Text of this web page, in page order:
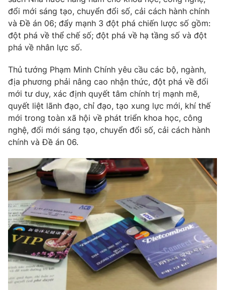
Liên hệ tòa soạn English
THỜI BÁO VTV
Theo dõi báo trên
Cơ quan chủ quản:Đài Truyền hình Việt Nam
Cơ quan báo chí: Thời báo VTV
Giấy phép hoạt động báo in và báo điện tử số 483/GP-BTTTT
cấp ngày 29/12/2023
Tổng Biên tập: Vũ Thanh Thủy
Phó Tổng Biên tập:Nguyễn Thị Mỹ Hạnh, Phạm Quốc Thắng,
Nguyễn Trọng Ninh
Tổng đài VTV:024.38 355 931 - 024.38 355 932
Ðiện thoại Thời báo VTV:024.66 897 897
Email:
toasoan@vtv.vn
Liên hệ quảng cáo:024-7300.7108
đổi mới sáng tạo, chuyển đổi số, cải cách hành chính
và Đề án 06; đẩy mạnh 3 đột phá chiến lược số gồm:
đột phá về thể chế số; đột phá về hạ tầng số và đột
phá về nhân lực số.
Thủ tướng Phạm Minh Chính yêu cầu các bộ, ngành,
địa phương phải nâng cao nhận thức, đột phá về đổi
mới tư duy, xác định quyết tâm chính trị mạnh mẽ,
quyết liệt lãnh đạo, chỉ đạo, tạo xung lực mới, khí thế
mới trong toàn xã hội về phát triển khoa học, công
nghệ, đổi mới sáng tạo, chuyển đổi số, cải cách hành
chính và Đề án 06.